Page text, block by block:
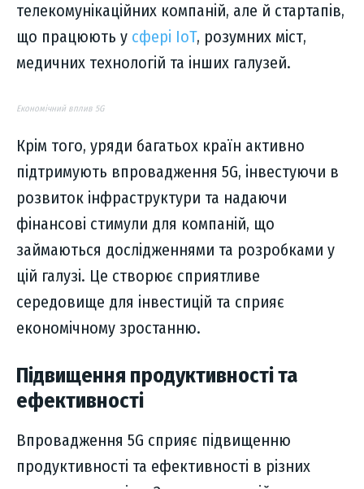
телекомунікаційних компаній, але й стартапів,
що працюють у сфері IoT, розумних міст,
медичних технологій та інших галузей.
Економічний вплив 5G
Крім того, уряди багатьох країн активно
підтримують впровадження 5G, інвестуючи в
розвиток інфраструктури та надаючи
фінансові стимули для компаній, що
займаються дослідженнями та розробками у
цій галузі. Це створює сприятливе
середовище для інвестицій та сприяє
економічному зростанню.
Підвищення продуктивності та
ефективності
Впровадження 5G сприяє підвищенню
продуктивності та ефективності в різних